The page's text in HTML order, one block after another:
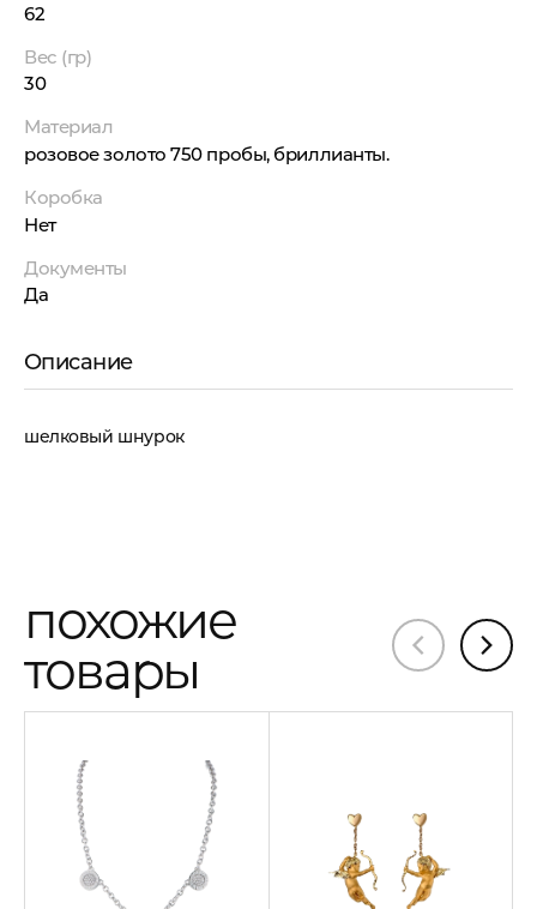
62
Вес (гр)
30
Материал
розовое золото 750 пробы, бриллианты.
Коробка
Нет
Документы
Да
Описание
шелковый шнурок
похожие
товары